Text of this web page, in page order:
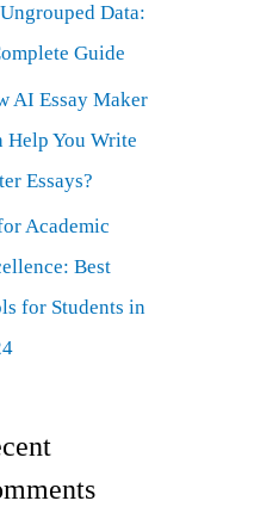
Data:
Guide
AI Essay Maker
Help You Write
Essays?
Academic
Best
for Students in